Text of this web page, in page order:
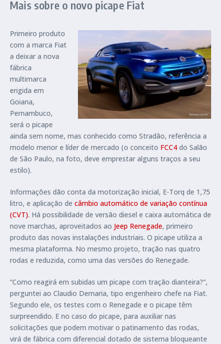
Mais sobre o novo picape Fiat
Primeiro produto
com a marca Fiat
a deixar a nova
fábrica
multimarca
erigida em
Goiana,
Pernambuco,
será o picape
ainda sem nome, mas conhecido como Stradão, referência a
modelo menor e líder de mercado (o conceito FCC4 do Salão
de São Paulo, na foto, deve emprestar alguns traços a seu
estilo).
Informações dão conta da motorização inicial, E-Torq de 1,75
litro, e aplicação de câmbio automático de variação contínua
(CVT). Há possibilidade de versão diesel e caixa automática de
nove marchas, aproveitados ao Jeep Renegade, primeiro
produto das novas instalações industriais. O picape utiliza a
mesma plataforma. No mesmo projeto, tração nas quatro
rodas e reduzida, como uma das versões do Renegade.
“Como reagirá em subidas um picape com tração dianteira?”,
perguntei ao Claudio Demaria, tipo engenheiro chefe na Fiat.
Segundo ele, os testes com o Renegade e o picape têm
surpreendido. E no caso do picape, para auxiliar nas
solicitações que podem motivar o patinamento das rodas,
virá de fábrica com diferencial dotado de sistema bloqueante